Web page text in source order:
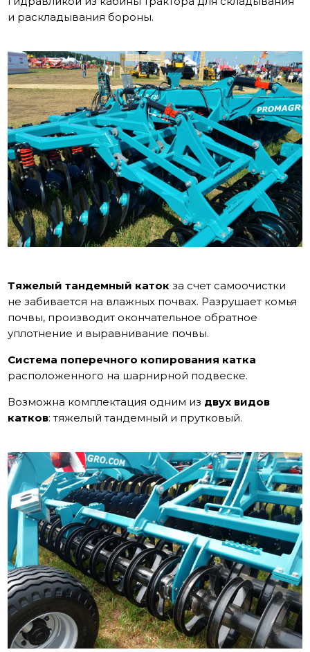
и раскладывания бороны.
Тяжелый тандемный каток за счет самоочистки
не забивается на влажных почвах. Разрушает комья
почвы, производит окончательное обратное
уплотнение и выравнивание почвы.
Система поперечного копирования катка
расположенного на шарнирной подвеске.
Возможна комплектация одним из двух видов
катков: тяжелый тандемный и прутковый.